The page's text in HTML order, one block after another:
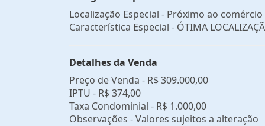
Localização Especial - Próximo ao comércio
Característica Especial - ÓTIMA
Detalhes da Venda
Preço de Venda - R$ 309.000,00
IPTU - R$ 374,00
Taxa Condominial - R$ 1.000,00
Observações - Valores sujeitos a alteração